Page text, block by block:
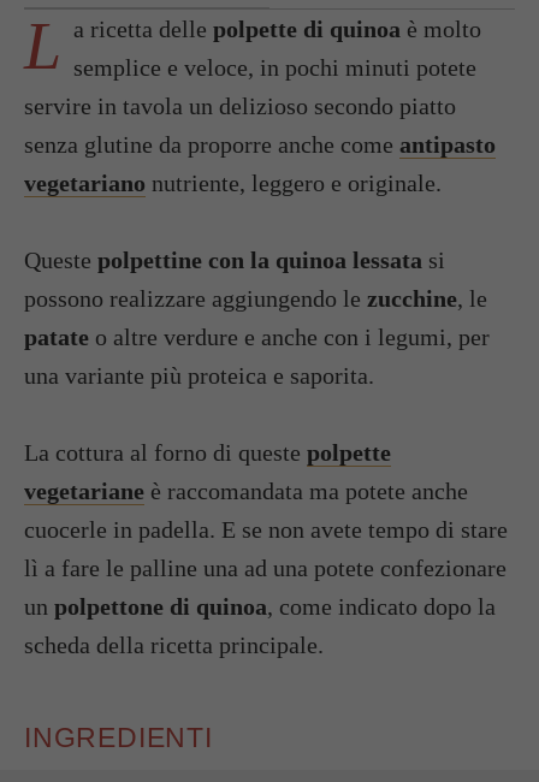
L a ricetta delle polpette di quinoa è molto
semplice e veloce, in pochi minuti potete
servire in tavola un delizioso secondo piatto
senza glutine da proporre anche come antipasto
vegetariano nutriente, leggero e originale.
Queste polpettine con la quinoa lessata si
possono realizzare aggiungendo le zucchine, le
patate o altre verdure e anche con i legumi, per
una variante più proteica e saporita.
La cottura al forno di queste polpette
vegetariane è raccomandata ma potete anche
cuocerle in padella. E se non avete tempo di stare
lì a fare le palline una ad una potete confezionare
un polpettone di quinoa, come indicato dopo la
scheda della ricetta principale.
INGREDIENTI